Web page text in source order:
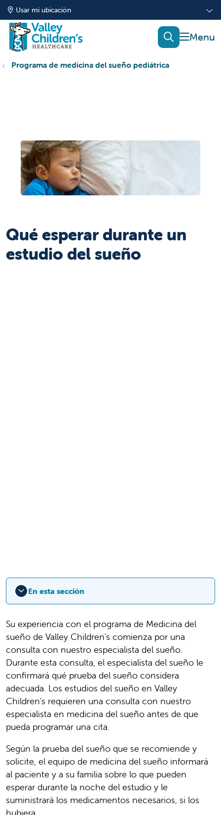
Usar mi ubicación
mostrar
buscar
Programa de medicina del sueño pediátrica
Qué esperar durante un
estudio del sueño
En esta sección
Su experiencia con el programa de Medicina del
sueño de Valley Children's comienza por una
consulta con nuestro especialista del sueño.
Durante esta consulta, el especialista del sueño le
confirmará qué prueba del sueño considera
adecuada. Los estudios del sueño en Valley
Children's requieren una consulta con nuestro
especialista en medicina del sueño antes de que
pueda programar una cita.
Según la prueba del sueño que se recomiende y
solicite, el equipo de medicina del sueño informará
al paciente y a su familia sobre lo que pueden
esperar durante la noche del estudio y le
suministrará los medicamentos necesarios, si los
hubiera.